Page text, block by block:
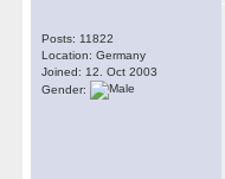
Posts: 11822
Location: Germany
Joined: 12. Oct 2003
Gender: